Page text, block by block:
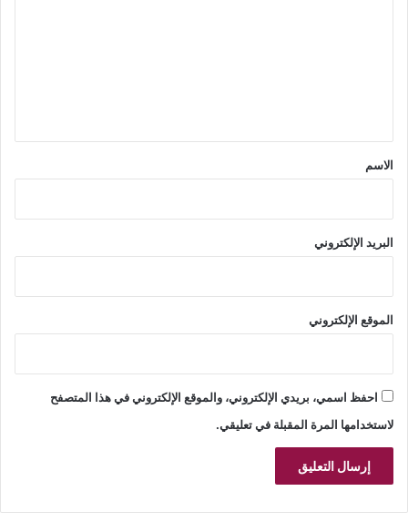
*
الاسم
البريد الإلكتروني
الموقع الإلكتروني
احفظ اسمي، بريدي الإلكتروني، والموقع الإلكتروني في هذا المتصفح
لاستخدامها المرة المقبلة في تعليقي.